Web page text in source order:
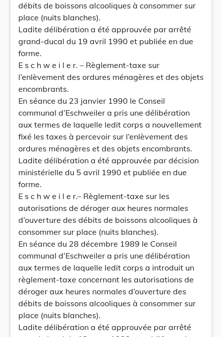
débits de boissons alcooliques à consommer sur
place (nuits blanches).
Ladite délibération a été approuvée par arrêté
grand-ducal du 19 avril 1990 et publiée en due
forme.
E s c h w e i l e r. – Règlement-taxe sur
l’enlèvement des ordures ménagères et des objets
encombrants.
En séance du 23 janvier 1990 le Conseil
communal d’Eschweiler a pris une délibération
aux termes de laquelle ledit corps a nouvellement
fixé les taxes à percevoir sur l’enlèvement des
ordures ménagères et des objets encombrants.
Ladite délibération a été approuvée par décision
ministérielle du 5 avril 1990 et publiée en due
forme.
E s c h w e i l e r.– Règlement-taxe sur les
autorisations de déroger aux heures normales
d’ouverture des débits de boissons alcooliques à
consommer sur place (nuits blanches).
En séance du 28 décembre 1989 le Conseil
communal d’Eschweiler a pris une délibération
aux termes de laquelle ledit corps a introduit un
règlement-taxe concernant les autorisations de
déroger aux heures normales d’ouverture des
débits de boissons alcooliques à consommer sur
place (nuits blanches).
Ladite délibération a été approuvée par arrêté